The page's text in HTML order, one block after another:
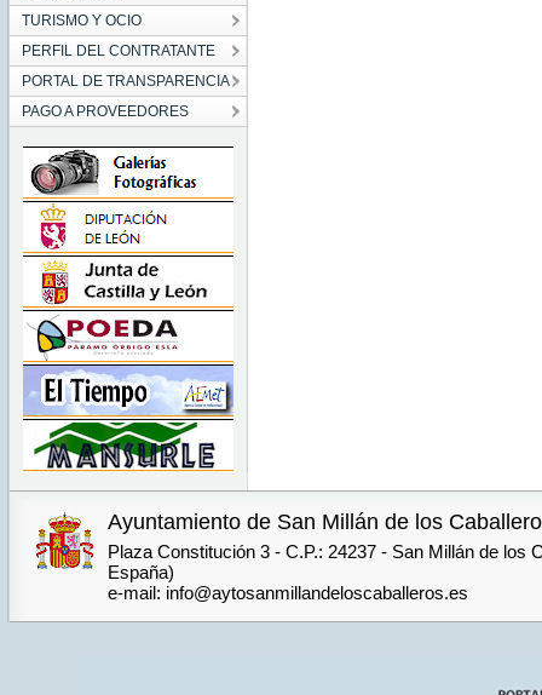
TURISMO Y OCIO
PERFIL DEL CONTRATANTE
PORTAL DE TRANSPARENCIA
PAGO A PROVEEDORES
Ayuntamiento de San Millán de los
Plaza Constitución 3 - C.P.: 24237 - San Millán de los
España)
e-mail: info@aytosanmillandeloscaballeros.es